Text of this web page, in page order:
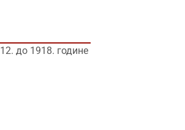
до 1918. године